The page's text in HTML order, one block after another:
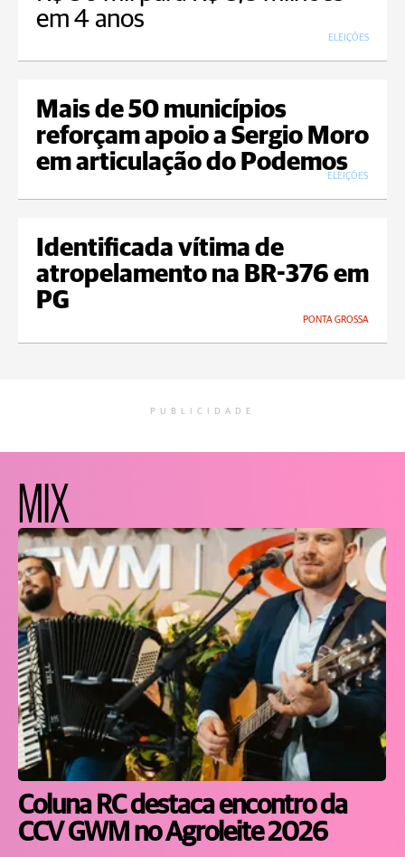
em 4 anos
ELEIÇÕES
Mais de 50 municípios
reforçam apoio a Sergio Moro
em articulação do Podemos
ELEIÇÕES
Identificada vítima de
atropelamento na BR-376 em
PG
PONTA GROSSA
PUBLICIDADE
MIX
Coluna RC destaca encontro da
CCV GWM no Agroleite 2026